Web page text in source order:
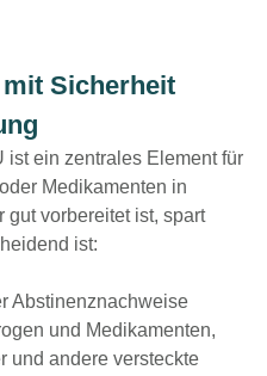
mit Sicherheit
ist ein zentrales Element für
Medikamenten in
gut vorbereitet ist, spart
ist:
Abstinenznachweise
und Medikamenten,
und andere versteckte